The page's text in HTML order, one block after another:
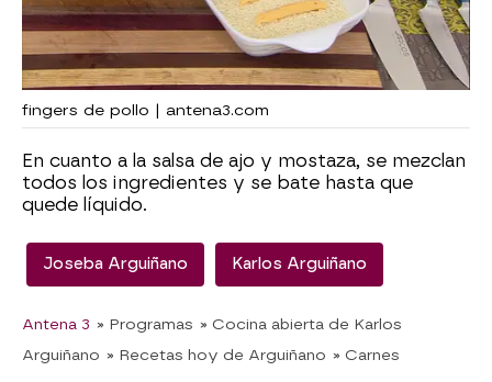
fingers de pollo | antena3.com
En cuanto a la salsa de ajo y mostaza, se mezclan
todos los ingredientes y se bate hasta que
quede líquido.
Joseba Arguiñano Karlos Arguiñano
Antena 3 » Programas » Cocina abierta de Karlos
Arguiñano » Recetas hoy de Arguiñano » Carnes